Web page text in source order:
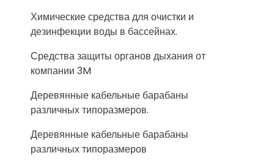
Химические средства для очистки и
дезинфекции воды в бассейнах.
Средства защиты органов дыхания от
компании 3M
Деревянные кабельные барабаны
различных типоразмеров.
Деревянные кабельные барабаны
различных типоразмеров